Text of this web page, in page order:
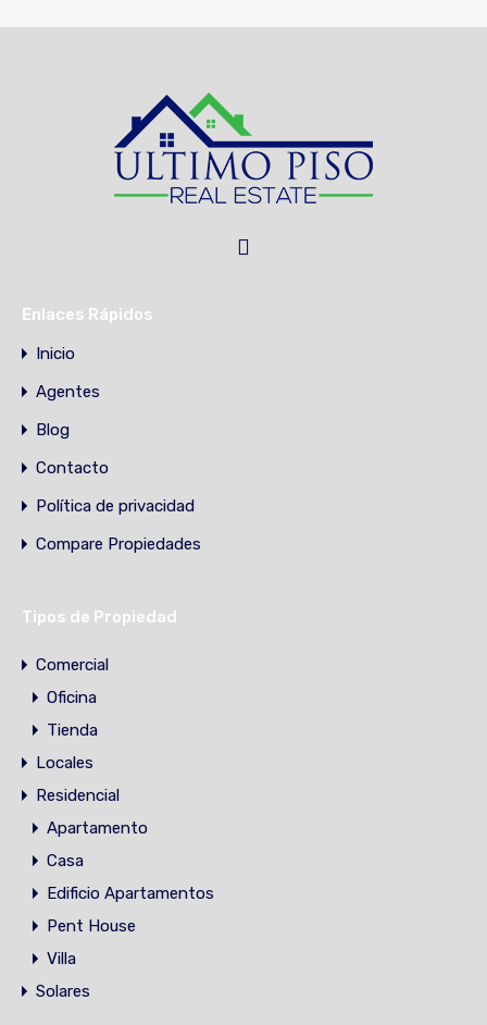
Enlaces Rápidos
Inicio
Agentes
Blog
Contacto
Política de privacidad
Compare Propiedades
Tipos de Propiedad
Comercial
Oficina
Tienda
Locales
Residencial
Apartamento
Casa
Edificio Apartamentos
Pent House
Villa
Solares